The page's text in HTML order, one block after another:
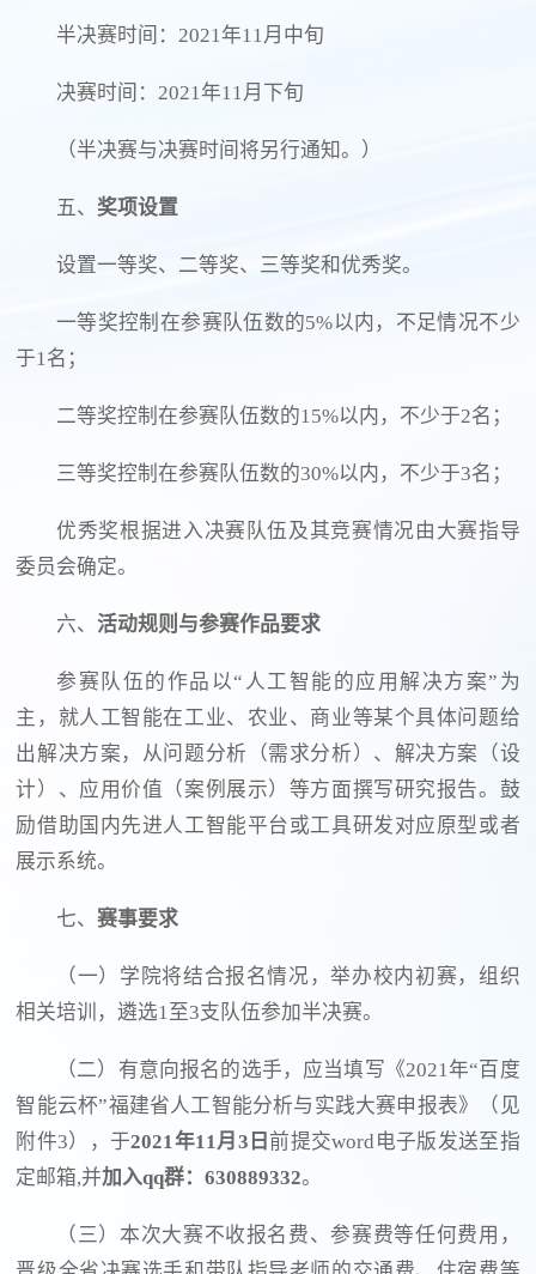
半决赛时间：2021年11月中旬
决赛时间：2021年11月下旬
（半决赛与决赛时间将另行通知。）
五、 奖项设置
设置一等奖、二等奖、三等奖和优秀奖。
一等奖控制在参赛队伍数的5%以内，不足情况不少
于1名；
二等奖控制在参赛队伍数的15%以内，不少于2名；
三等奖控制在参赛队伍数的30%以内，不少于3名；
优秀奖根据进入决赛队伍及其竞赛情况由大赛指导
委员会确定。
六、活动规则与参赛作品要求
参赛队伍的作品以“人工智能的应用解决方案”为
主，就人工智能在工业、农业、商业等某个具体问题给
出解决方案，从问题分析（需求分析）、解决方案（设
计）、应用价值（案例展示）等方面撰写研究报告。鼓
励借助国内先进人工智能平台或工具研发对应原型或者
展示系统。
七、赛事要求
（一）学院将结合报名情况，举办校内初赛，组织
相关培训，遴选1至3支队伍参加半决赛。
（二）有意向报名的选手，应当填写《2021年“百度
智能云杯”福建省人工智能分析与实践大赛申报表》（见
附件3），于2021年11月 3 日 前提交word电子版发送至指
定邮箱,并加入qq群：630889332。
（三）本次大赛不收报名费、参赛费等任何费用，